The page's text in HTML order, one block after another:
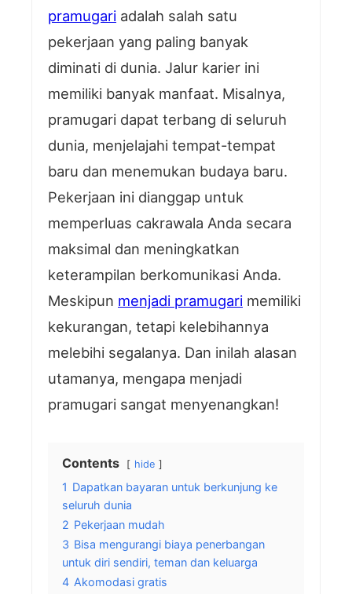
pramugari adalah salah satu
pekerjaan yang paling banyak
diminati di dunia. Jalur karier ini
memiliki banyak manfaat. Misalnya,
pramugari dapat terbang di seluruh
dunia, menjelajahi tempat-tempat
baru dan menemukan budaya baru.
Pekerjaan ini dianggap untuk
memperluas cakrawala Anda secara
maksimal dan meningkatkan
keterampilan berkomunikasi Anda.
Meskipun menjadi pramugari memiliki
kekurangan, tetapi kelebihannya
melebihi segalanya. Dan inilah alasan
utamanya, mengapa menjadi
pramugari sangat menyenangkan!
Contents hide
1 Dapatkan bayaran untuk berkunjung ke
seluruh dunia
2 Pekerjaan mudah
3 Bisa mengurangi biaya penerbangan
untuk diri sendiri, teman dan keluarga
4 Akomodasi gratis